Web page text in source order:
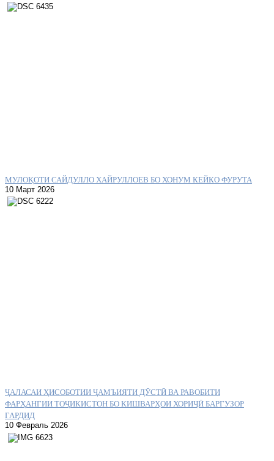
МУЛОҚОТИ САЙДУЛЛО ХАЙРУЛЛОЕВ БО ХОНУМ КЕЙКО ФУРУТА
10 Март 2026
ҶАЛАСАИ ҲИСОБОТИИ ҶАМЪИЯТИ ДӮСТӢ ВА РАВОБИТИ
ФАРҲАНГИИ ТОҶИКИСТОН БО КИШВАРҲОИ ХОРИҶӢ БАРГУЗОР
ГАРДИД
10 Февраль 2026